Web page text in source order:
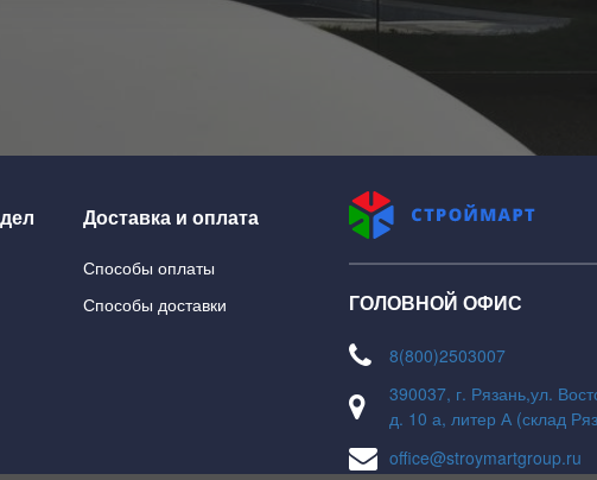
Доставка и оплата
Способы оплаты
Способы доставки
ГОЛОВНОЙ ОФИС
8(800)2503007
390037, г. Рязань,ул.
д. 10 а, литер А (склад
office@stroymartgroup.ru